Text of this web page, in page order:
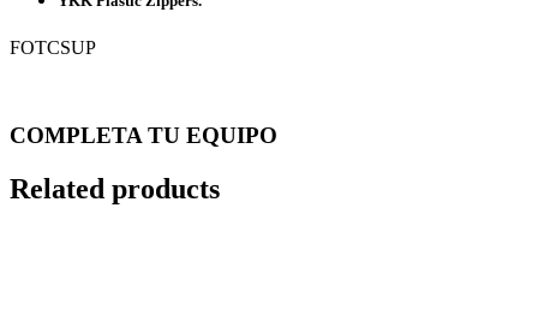
FOTCSUP
COMPLETA TU EQUIPO
Related products